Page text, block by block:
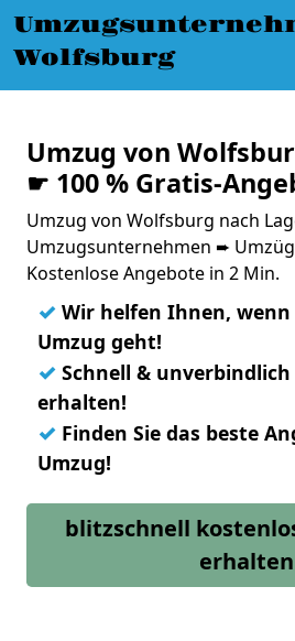
Wolfsburg
Umzug von
☛ 100 % Gratis-
Umzug von Wolfsburg nach
Umzugsunternehmen ➨
Kostenlose Angebote in 2 Min.
✓ Wir helfen Ihnen,
Umzug geht!
✓ Schnell &
erhalten!
✓ Finden Sie das beste
Umzug!
blitzschnell
erhalten